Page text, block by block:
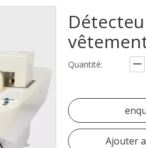
Quantité:
Ajouter